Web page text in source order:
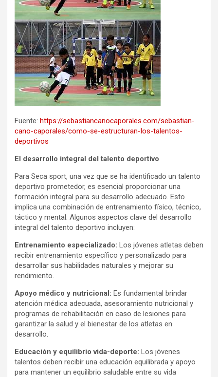
Fuente: https://sebastiancanocaporales.com/sebastian-
cano-caporales/como-se-estructuran-los-talentos-
deportivos
El desarrollo integral del talento deportivo
Para Seca sport, una vez que se ha identificado un talento
deportivo prometedor, es esencial proporcionar una
formación integral para su desarrollo adecuado. Esto
implica una combinación de entrenamiento físico, técnico,
táctico y mental. Algunos aspectos clave del desarrollo
integral del talento deportivo incluyen:
Entrenamiento especializado: Los jóvenes atletas deben
recibir entrenamiento específico y personalizado para
desarrollar sus habilidades naturales y mejorar su
rendimiento.
Apoyo médico y nutricional: Es fundamental brindar
atención médica adecuada, asesoramiento nutricional y
programas de rehabilitación en caso de lesiones para
garantizar la salud y el bienestar de los atletas en
desarrollo.
Educación y equilibrio vida-deporte: Los jóvenes
talentos deben recibir una educación equilibrada y apoyo
para mantener un equilibrio saludable entre su vida